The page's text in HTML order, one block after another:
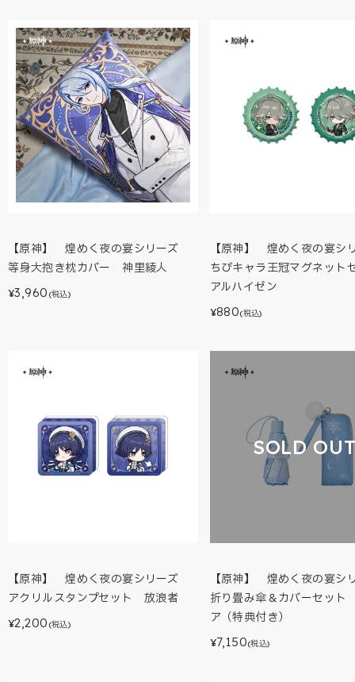
【原神】 煌めく夜の宴シリーズ
等身大抱き枕カバー 神里綾人
¥3,960 (税込)
【原神】 煌めく夜の宴
ちびキャラ王冠マグネッ
アルハイゼン
¥880(税込)
【原神】 煌めく夜の宴シリーズ
アクリルスタンプセット 放浪者
¥2,200 (税込)
SOLD
【原神】 煌めく夜の宴
折り畳み傘＆カバーセッ
ア（特典付き）
¥7,150(税込)